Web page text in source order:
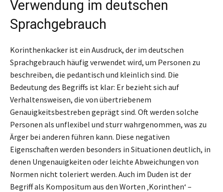
Verwendung im deutschen
Sprachgebrauch
Korinthenkacker ist ein Ausdruck, der im deutschen
Sprachgebrauch häufig verwendet wird, um Personen zu
beschreiben, die pedantisch und kleinlich sind. Die
Bedeutung des Begriffs ist klar: Er bezieht sich auf
Verhaltensweisen, die von übertriebenem
Genauigkeitsbestreben geprägt sind. Oft werden solche
Personen als unflexibel und sturr wahrgenommen, was zu
Ärger bei anderen führen kann. Diese negativen
Eigenschaften werden besonders in Situationen deutlich, in
denen Ungenauigkeiten oder leichte Abweichungen von
Normen nicht toleriert werden. Auch im Duden ist der
Begriff als Kompositum aus den Worten ‚Korinthen‘ –